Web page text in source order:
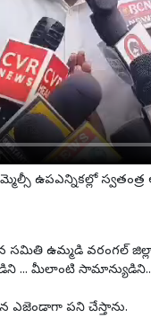
ఉపఎన్నికల్లో
ఉమ్మడి వరంగల్ జిల్లా
... మీలాంటి
ఎజెండాగా పని చేస్తాను.